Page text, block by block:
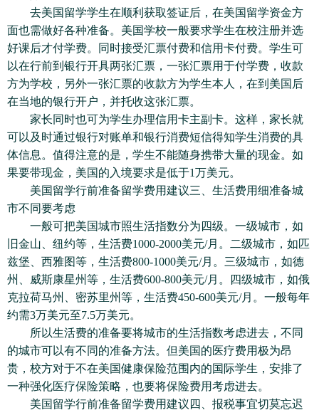
去美国留学学生在顺利获取签证后，在美国留学资金方
面也需做好各种准备。美国学校一般要求学生在校注册并选
好课后才付学费。同时接受汇票付费和信用卡付费。学生可
以在行前到银行开具两张汇票，一张汇票用于付学费，收款
方为学校，另外一张汇票的收款方为学生本人，在到美国后
在当地的银行开户，并托收这张汇票。
家长同时也可为学生办理信用卡主副卡。这样，家长就
可以及时通过银行对账单和银行消费短信得知学生消费的具
体信息。值得注意的是，学生不能随身携带大量的现金。如
果要带现金，美国的入境要求是低于1万美元。
美国留学行前准备留学费用建议三、生活费用细准备城
市不同要考虑
一般可把美国城市照生活指数分为四级。一级城市，如
旧金山、纽约等，生活费1000-2000美元/月。二级城市，如匹
兹堡、西雅图等，生活费800-1000美元/月。三级城市，如德
州、威斯康星州等，生活费600-800美元/月。四级城市，如俄
克拉荷马州、密苏里州等，生活费450-600美元/月。一般每年
约需3万美元至7.5万美元。
所以生活费的准备要将城市的生活指数考虑进去，不同
的城市可以有不同的准备方法。但美国的医疗费用极为昂
贵，校方对于不在美国健康保险范围内的国际学生，安排了
一种强化医疗保险策略，也要将保险费用考虑进去。
美国留学行前准备留学费用建议四、报税事宜切莫忘迟